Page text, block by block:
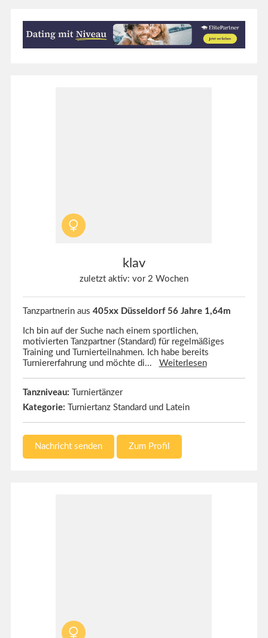
klav
zuletzt aktiv: vor 2 Wochen
Tanzpartnerin aus 405xx Düsseldorf 56 Jahre 1,64m
Ich bin auf der Suche nach einem sportlichen,
motivierten Tanzpartner (Standard) für regelmäßiges
Training und Turnierteilnahmen. Ich habe bereits
Turniererfahrung und möchte di... Weiterlesen
Tanzniveau:
Turniertänzer
Kategorie:
Turniertanz Standard und Latein
Nachricht senden Zum Profil